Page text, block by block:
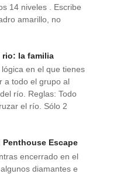
14 niveles . Escribe
amarillo, no
rio: la familia
en el que tienes
a todo el grupo al
río. Reglas: Todo
el río. Sólo 2
Penthouse Escape
encerrado en el
diamantes e